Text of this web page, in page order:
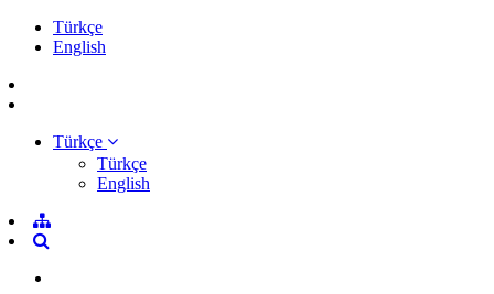
Türkçe
English
Türkçe
Türkçe
English